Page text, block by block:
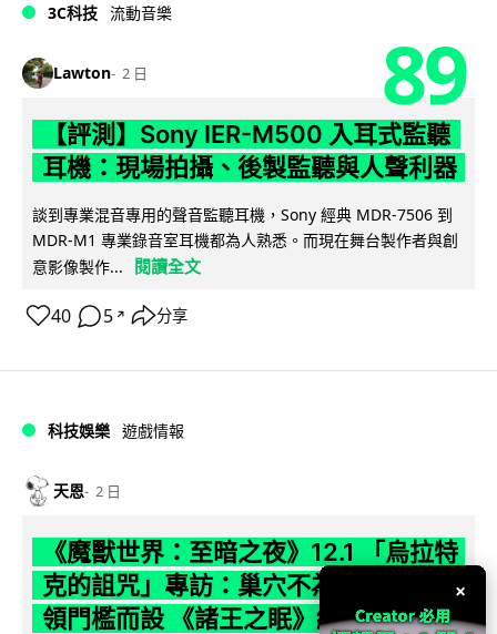
3C科技 流動音樂
Lawton 2 日 89
【評測】Sony IER-M500 入耳式監聽
耳機：現場拍攝、後製監聽與人聲利器
談到專業混音專用的聲音監聽耳機，Sony 經典 MDR-7506 到
MDR-M1 專業錄音室耳機都為人熟悉。而現在舞台製作者與創
意影像製作...
閱讀全文
40 5 ↗ 分享
科技娛樂 遊戲情報
天恩 2 日
《魔獸世界：至暗之夜》12.1 「烏拉特
克的詛咒」專訪：巢穴不為提高世界首
領門檻而設 《諸王之眠》縮短約 10 分
×